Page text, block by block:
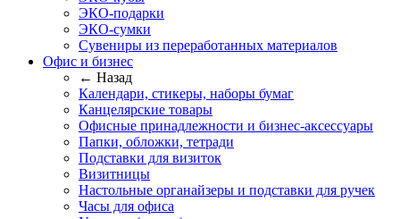
ЭКО-подарки
ЭКО-сумки
Сувениры из переработанных материалов
Офис и бизнес
← Назад
Календари, стикеры, наборы бумаг
Канцелярские товары
Офисные принадлежности и бизнес-аксессуары
Папки, обложки, тетради
Подставки для визиток
Визитницы
Настольные органайзеры и подставки для ручек
Часы для офиса